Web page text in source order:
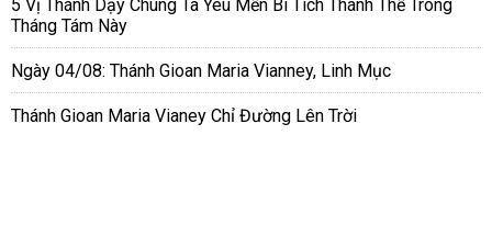
5 Vị Thánh Dạy Chúng Ta Yêu Mến Bí Tích Thánh Thể Trong
Tháng Tám Này
Ngày 04/08: Thánh Gioan Maria Vianney, Linh Mục
Thánh Gioan Maria Vianey Chỉ Đường Lên Trời